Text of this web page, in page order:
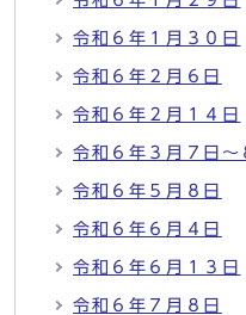
令和６年１月３０日
令和６年２月６日
令和６年２月１４日
令和６年３月７日～
令和６年５月８日
令和６年６月４日
令和６年６月１３日
令和６年７月８日